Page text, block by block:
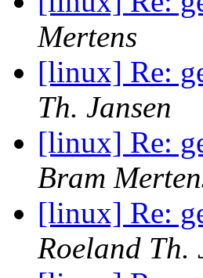
Mertens
[linux] Re:
Th. Jansen
[linux] Re:
Bram
[linux] Re:
Roeland Th.